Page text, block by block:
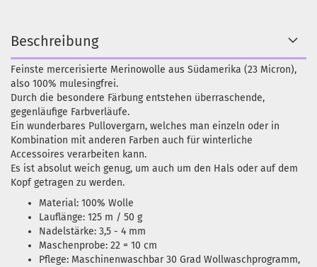
Beschreibung
Feinste mercerisierte Merinowolle aus Südamerika (23 Micron),
also 100% mulesingfrei.
Durch die besondere Färbung entstehen überraschende,
gegenläufige Farbverläufe.
Ein wunderbares Pullovergarn, welches man einzeln oder in
Kombination mit anderen Farben auch für winterliche
Accessoires verarbeiten kann.
Es ist absolut weich genug, um auch um den Hals oder auf dem
Kopf getragen zu werden.
Material: 100% Wolle
Lauflänge: 125 m / 50 g
Nadelstärke: 3,5 - 4 mm
Maschenprobe: 22 = 10 cm
Pflege: Maschinenwaschbar 30 Grad Wollwaschprogramm,